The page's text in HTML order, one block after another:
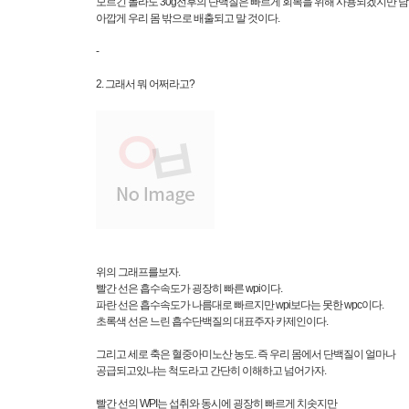
아깝게 우리 몸 밖으로 배출되고 말 것이다.
-
2. 그래서 뭐 어쩌라고?
위의 그래프를보자.
빨간 선은 흡수속도가 굉장히 빠른 wpi이다.
파란 선은 흡수속도가 나름대로 빠르지만 wpi보다는 못한 wpc이다.
초록색 선은 느린 흡수단백질의 대표주자 카제인이다.
그리고 세로 축은 혈중아미노산 농도. 즉 우리 몸에서 단백질이 얼마나
공급되고있냐는 척도라고 간단히 이해하고 넘어가자.
빨간 선의 WPI는 섭취와 동시에 굉장히 빠르게 치솟지만